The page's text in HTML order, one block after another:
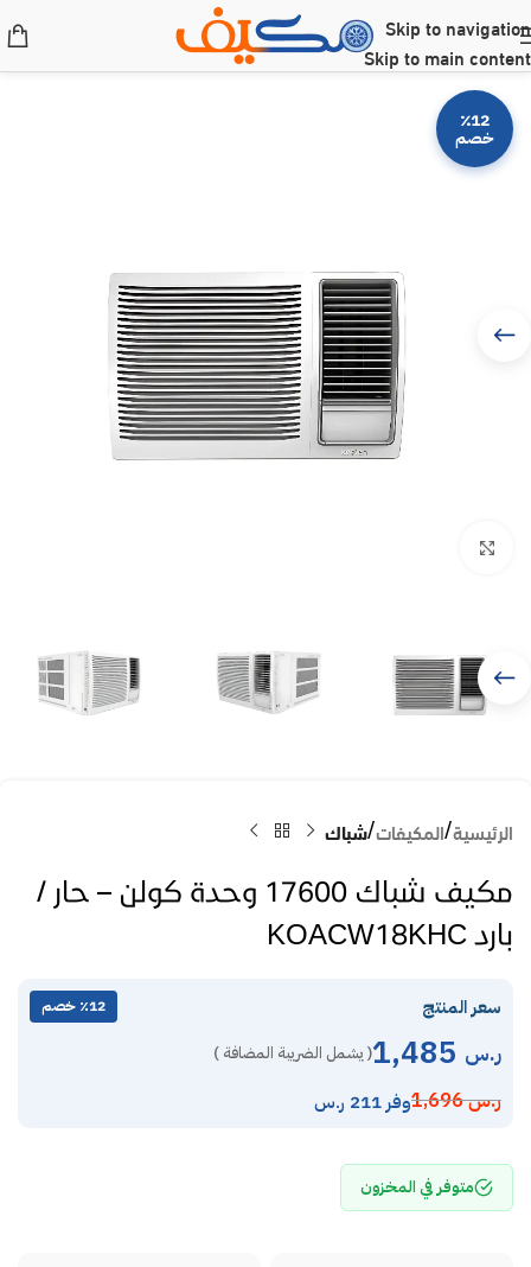
Skip to navigation
Skip to main content
٪12
خصم
الرئيسية المكيفات شباك
مكيف شباك 17600 وحدة كولن – حار /
بارد KOACW18KHC
سعر المنتج ٪12 خصم
ر.س ( يشمل الضريبة المضافة )
ر.س1,696 وفر 211 ر.س
متوفر في المخزون